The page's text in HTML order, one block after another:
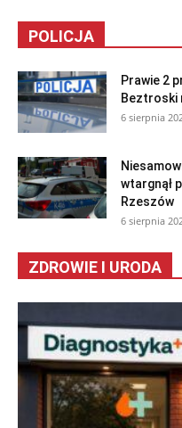
POLICJA
Prawie 2
Beztroski
6 sierpnia
wtargnął
Rzeszów
6 sierpnia
ZDROWIE I URODA